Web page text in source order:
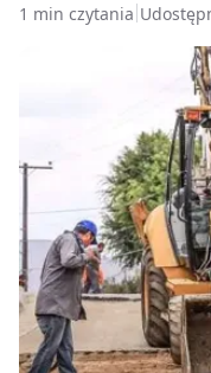
1 min czytania